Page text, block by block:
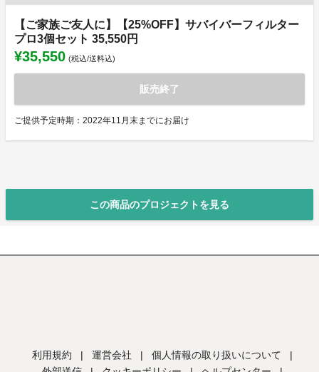
【ご家族ご友人に】【25%OFF】サバイバーフィルター
プロ3個セット 35,550円
¥35,550 (税込/送料込)
販売終了
ご提供予定時期：2022年11月末までにお届け
この商品のプロジェクトを見る
利用規約 | 運営会社 | 個人情報の取り扱いについて
|